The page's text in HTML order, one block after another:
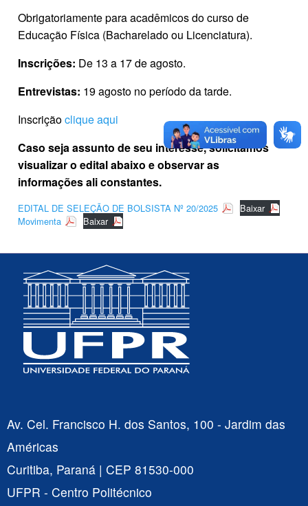
Obrigatoriamente para acadêmicos do curso de
Educação Física (Bacharelado ou Licenciatura).
Inscrições: De 13 a 17 de agosto.
Entrevistas: 19 agosto no período da tarde.
Inscriçãoclique aqui
Caso seja assunto de seu interesse, solicitamos
visualizar o edital abaixo e observar as
informações ali constantes.
EDITAL DE SELEÇÃO DE BOLSISTA Nº 20/2025
Baixar
Movimenta
Baixar
Av. Cel. Francisco H. dos Santos, 100 - Jardim das
Américas
Curitiba, Paraná | CEP 81530-000
UFPR - Centro Politécnico